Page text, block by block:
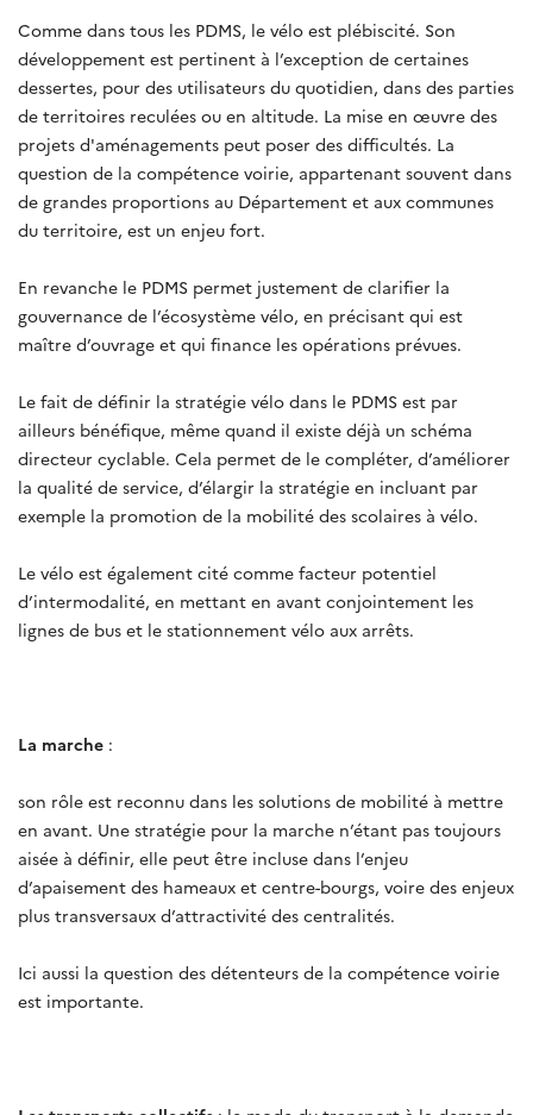
Comme dans tous les PDMS, le vélo est plébiscité. Son
développement est pertinent à l’exception de certaines
dessertes, pour des utilisateurs du quotidien, dans des parties
de territoires reculées ou en altitude. La mise en œuvre des
projets d'aménagements peut poser des difficultés. La
question de la compétence voirie, appartenant souvent dans
de grandes proportions au Département et aux communes
du territoire, est un enjeu fort.
En revanche le PDMS permet justement de clarifier la
gouvernance de l’écosystème vélo, en précisant qui est
maître d’ouvrage et qui finance les opérations prévues.
Le fait de définir la stratégie vélo dans le PDMS est par
ailleurs bénéfique, même quand il existe déjà un schéma
directeur cyclable. Cela permet de le compléter, d’améliorer
la qualité de service, d’élargir la stratégie en incluant par
exemple la promotion de la mobilité des scolaires à vélo.
Le vélo est également cité comme facteur potentiel
d’intermodalité, en mettant en avant conjointement les
lignes de bus et le stationnement vélo aux arrêts.
La marche :
son rôle est reconnu dans les solutions de mobilité à mettre
en avant. Une stratégie pour la marche n’étant pas toujours
aisée à définir, elle peut être incluse dans l’enjeu
d’apaisement des hameaux et centre-bourgs, voire des enjeux
plus transversaux d’attractivité des centralités.
Ici aussi la question des détenteurs de la compétence voirie
est importante.